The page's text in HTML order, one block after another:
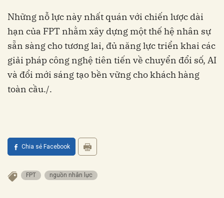
Những nỗ lực này nhất quán với chiến lược dài
hạn của FPT nhằm xây dựng một thế hệ nhân sự
sẵn sàng cho tương lai, đủ năng lực triển khai các
giải pháp công nghệ tiên tiến về chuyển đổi số, AI
và đổi mới sáng tạo bền vững cho khách hàng
toàn cầu./.
Chia sẻ Facebook
FPT nguồn nhân lực